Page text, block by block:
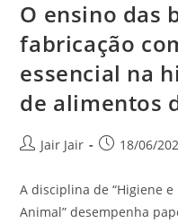
O ensino das
fabricação
essencial na
de alimentos
Jair Jair 18/06/
A disciplina de “Higiene
Animal” desempenha